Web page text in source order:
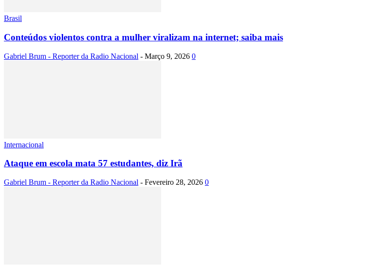
Brasil
Conteúdos violentos contra a mulher viralizam na internet; saiba mais
Gabriel Brum - Reporter da Radio Nacional - Março 9, 2026 0
Internacional
Ataque em escola mata 57 estudantes, diz Irã
Gabriel Brum - Reporter da Radio Nacional - Fevereiro 28, 2026 0